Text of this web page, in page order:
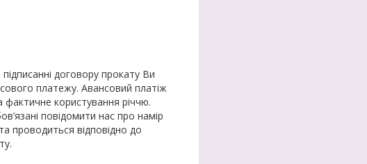
договору прокату Ви
платежу. Авансовий платіж
фактичне користування річчю.
повідомити нас про намір
проводиться відповідно до